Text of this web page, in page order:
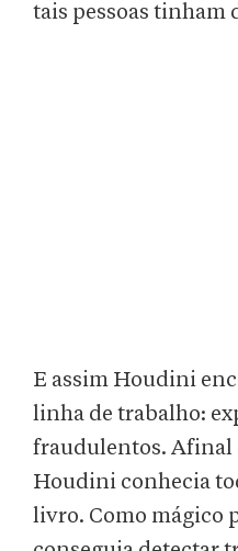
tais pessoas tinham
E assim Houdini
linha de trabalho:
fraudulentos. Afinal
Houdini conhecia
livro. Como mágico